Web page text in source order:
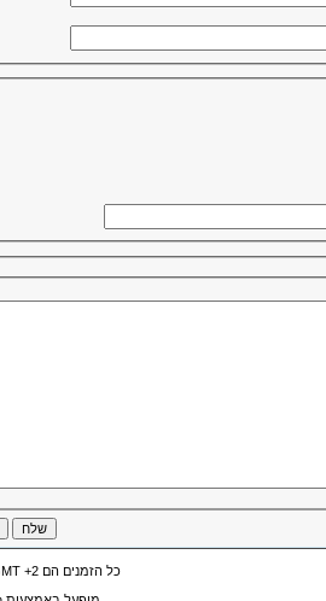
כל הזמנים הם GMT +2. הזמן כעת הוא